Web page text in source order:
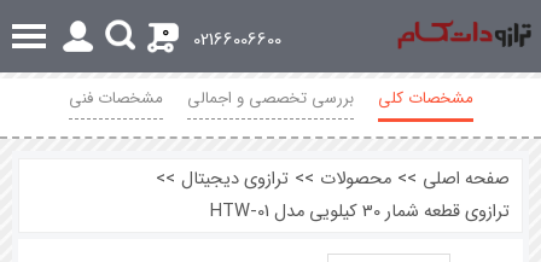
02166006600
0
مشخصات کلی بررسی تخصصی و اجمالی مشخصات فنی
صفحه اصلی >> محصولات >> ترازوی دیجیتال >>
ترازوی قطعه شمار 30 کیلویی مدل HTW-01